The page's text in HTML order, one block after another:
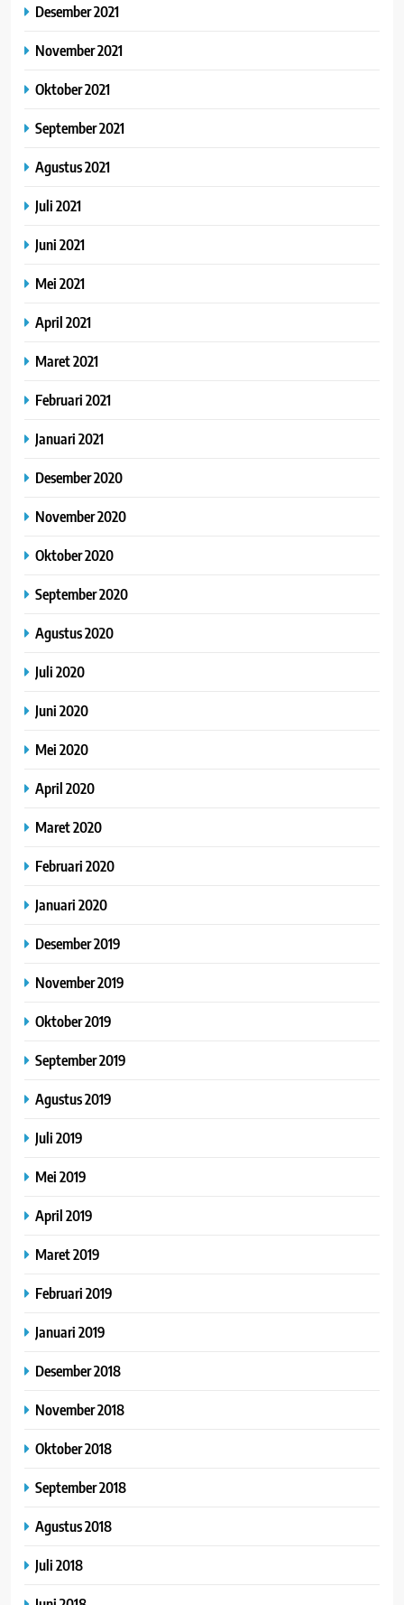
Desember 2021
November 2021
Oktober 2021
September 2021
Agustus 2021
Juli 2021
Juni 2021
Mei 2021
April 2021
Maret 2021
Februari 2021
Januari 2021
Desember 2020
November 2020
Oktober 2020
September 2020
Agustus 2020
Juli 2020
Juni 2020
Mei 2020
April 2020
Maret 2020
Februari 2020
Januari 2020
Desember 2019
November 2019
Oktober 2019
September 2019
Agustus 2019
Juli 2019
Mei 2019
April 2019
Maret 2019
Februari 2019
Januari 2019
Desember 2018
November 2018
Oktober 2018
September 2018
Agustus 2018
Juli 2018